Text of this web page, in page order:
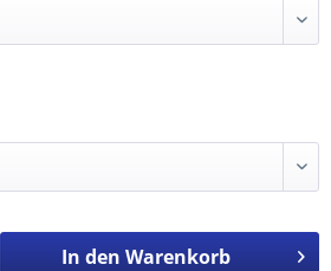
In den Warenkorb